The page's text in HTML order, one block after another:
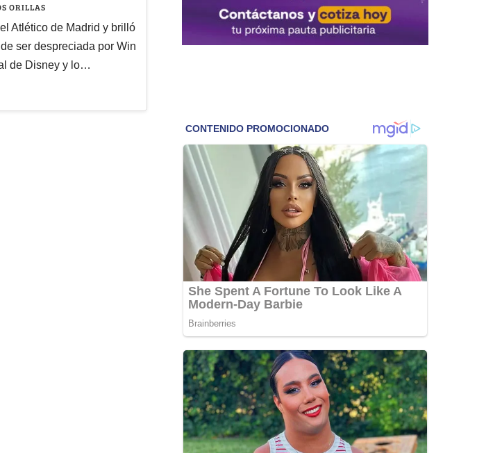
ORILLAS
Atlético de Madrid y brilló
ser despreciada por Win
de Disney y lo…